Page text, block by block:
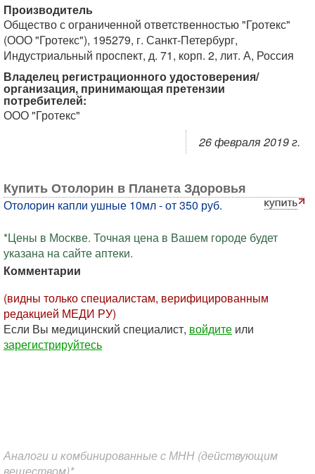
Производитель
Общество с ограниченной ответственностью "Гротекс"
(ООО "Гротекс"), 195279, г. Санкт-Петербург,
Индустриальный проспект, д. 71, корп. 2, лит. А, Россия
Владелец регистрационного удостоверения/
организация, принимающая претензии
потребителей:
ООО "Гротекс"
26 февраля 2019 г.
Купить Отолорин в Планета Здоровья
Отолорин капли ушные 10мл - от 350 руб.
*Цены в Москве. Точная цена в Вашем городе будет
указана на сайте аптеки.
Комментарии
(видны только специалистам, верифицированным
редакцией МЕДИ РУ)
Если Вы медицинский специалист, войдите или
зарегистрируйтесь
Аналоги и комбинированные с МНН (действующим
веществом)*